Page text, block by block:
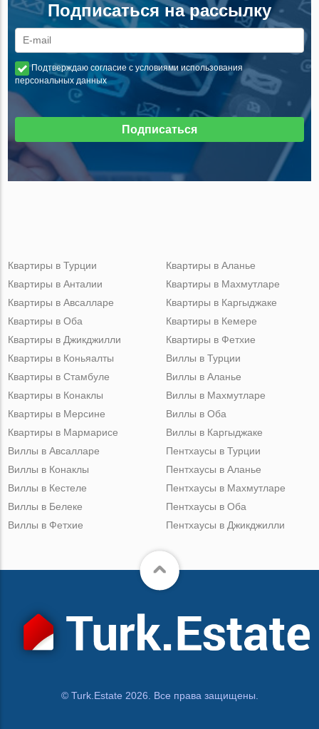
Подписаться на рассылку
Подтверждаю согласие с условиями использования
персональных данных
Подписаться
Квартиры в Турции
Квартиры в Анталии
Квартиры в Авсалларе
Квартиры в Оба
Квартиры в Джикджилли
Квартиры в Аланье
Квартиры в Махмутларе
Квартиры в Каргыджаке
Квартиры в Кемере
Квартиры в Фетхие
Квартиры в Коньяалты
Квартиры в Стамбуле
Квартиры в Конаклы
Квартиры в Мерсине
Квартиры в Мармарисе
Виллы в Турции
Виллы в Аланье
Виллы в Махмутларе
Виллы в Оба
Виллы в Каргыджаке
Виллы в Авсалларе
Виллы в Конаклы
Виллы в Кестеле
Виллы в Белеке
Виллы в Фетхие
Пентхаусы в Турции
Пентхаусы в Аланье
Пентхаусы в Махмутларе
Пентхаусы в Оба
Пентхаусы в Джикджилли
© Turk.Estate 2026. Все права защищены.